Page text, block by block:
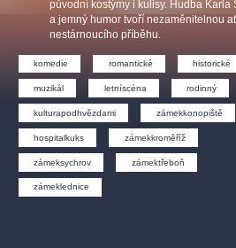
původní kostýmy i kulisy. Hudba Karla
a jemný humor tvoří nezaměnitelnou
nestárnoucího příběhu.
komedie romantické historické
muzikál letníscéna rodinný
kulturapodhvězdami zámekkonopiště
hospitalkuks zámekkroměříž
zámeksychrov zámektřeboň
zámeklednice
Ostatní hledají
muzikálypraha
Nejnavštěvovanější
muzikálypraha divadlopraha sleva
filmováhudba státníopera
národnídivadlo činohra